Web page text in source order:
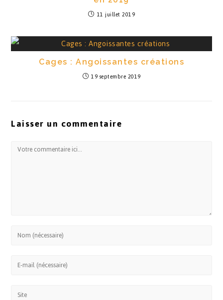
11 juillet 2019
Cages : Angoissantes créations
19 septembre 2019
Laisser un commentaire